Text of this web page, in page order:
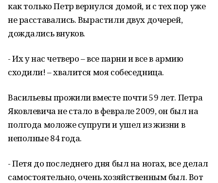
как только Петр вернулся домой, и с тех пор уже
не расставались. Вырастили двух дочерей,
дождались внуков.
- Их у нас четверо – все парни и все в армию
сходили! – хвалится моя собеседница.
Васильевы прожили вместе почти 59 лет. Петра
Яковлевича не стало в феврале 2009, он был на
полгода моложе супруги и ушел из жизни в
неполные 84 года.
- Петя до последнего дня был на ногах, все делал
самостоятельно, очень хозяйственным был. Вот